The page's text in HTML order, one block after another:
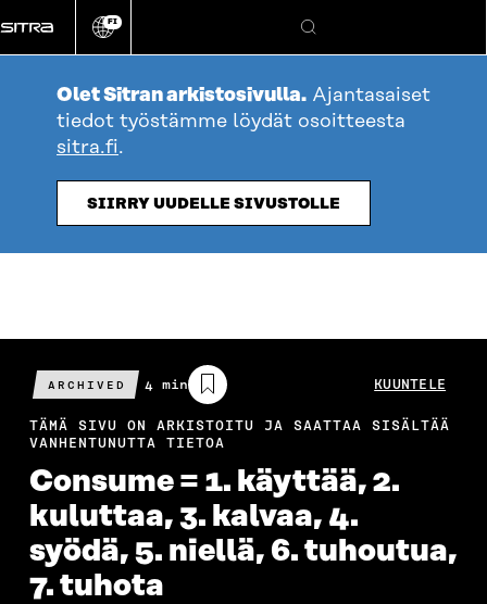
suoraan
sisältöön
Vaihda
kieli
FI
Hae
Olet Sitran arkistosivulla. Ajantasaiset
tiedot työstämme löydät osoitteesta
sitra.fi.
SIIRRY UUDELLE SIVUSTOLLE
ARCHIVED
Arvioitu
lukuaika
4 min KUUNTELE
TÄMÄ SIVU ON ARKISTOITU JA SAATTAA SISÄLTÄÄ
VANHENTUNUTTA TIETOA
Consume = 1. käyttää, 2.
kuluttaa, 3. kalvaa, 4.
syödä, 5. niellä, 6. tuhoutua,
7. tuhota